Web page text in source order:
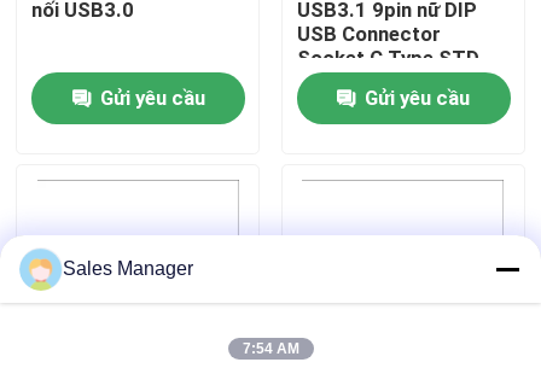
Yêu cầu báo giá
Đầu nối ổ cắm USB
nối USB3.0
Gửi yêu cầu
USB3.1 9pin nữ DIP
USB Connector
Socket C Type STD
Gửi yêu cầu
Sales Manager
7:54 AM